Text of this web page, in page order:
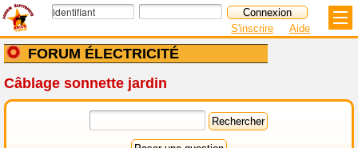
FORUM ÉLECTRICITÉ
S'inscrire Aide
Câblage sonnette jardin